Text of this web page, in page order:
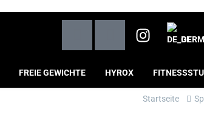
FREIE GEWICHTE HYROX
Startseite